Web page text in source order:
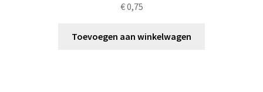
€0,75
Toevoegen aan winkelwagen